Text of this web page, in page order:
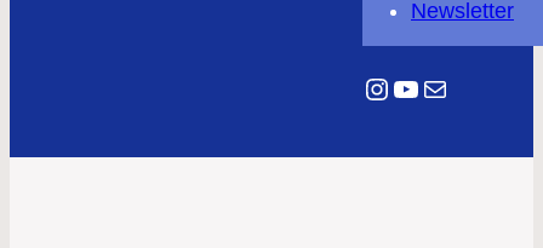
Newsletter
Instagram
YouTube
E-Mail